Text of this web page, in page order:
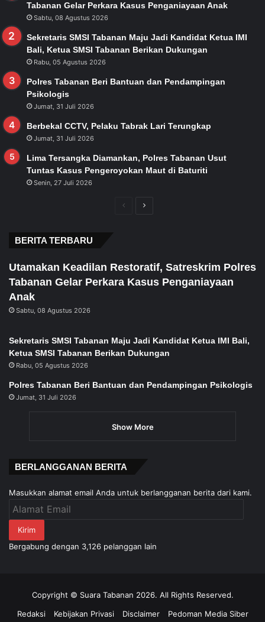
Tabanan Gelar Perkara Kasus Penganiayaan Anak
Sabtu, 08 Agustus 2026
Sekretaris SMSI Tabanan Maju Jadi Kandidat Ketua IMI
Bali, Ketua SMSI Tabanan Berikan Dukungan
Rabu, 05 Agustus 2026
Polres Tabanan Beri Bantuan dan Pendampingan
Psikologis
Jumat, 31 Juli 2026
Berbekal CCTV, Pelaku Tabrak Lari Terungkap
Jumat, 31 Juli 2026
Lima Tersangka Diamankan, Polres Tabanan Usut
Tuntas Kasus Pengeroyokan Maut di Baturiti
Senin, 27 Juli 2026
PreviousNext
BERITA TERBARU
Utamakan Keadilan Restoratif, Satreskrim Polres
Tabanan Gelar Perkara Kasus Penganiayaan
Anak
Sabtu, 08 Agustus 2026
Sekretaris SMSI Tabanan Maju Jadi Kandidat Ketua IMI Bali,
Ketua SMSI Tabanan Berikan Dukungan
Rabu, 05 Agustus 2026
Polres Tabanan Beri Bantuan dan Pendampingan Psikologis
Jumat, 31 Juli 2026
Show More
BERLANGGANAN BERITA
Masukkan alamat email Anda untuk berlangganan berita dari kami.
Alamat
Kirim
Bergabung dengan 3,126 pelanggan lain
Copyright © Suara Tabanan 2026. All Rights Reserved.
Redaksi
Kebijakan Privasi Disclaimer Pedoman Media Siber